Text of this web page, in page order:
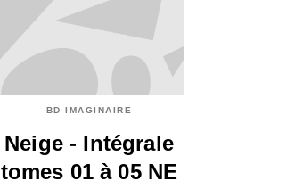
BD IMAGINAIRE
Neige - Intégrale
tomes 01 à 05 NE